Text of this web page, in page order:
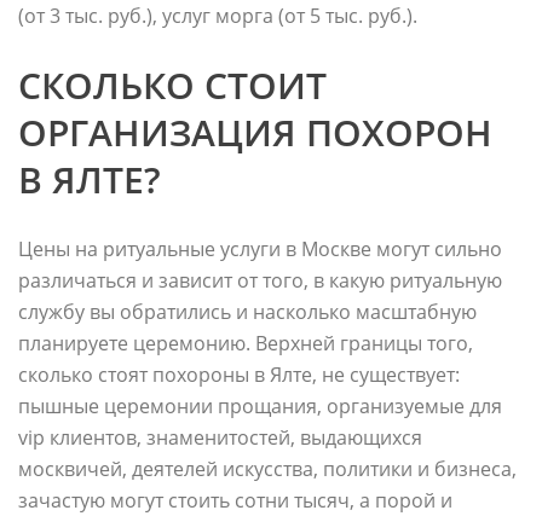
(от 3 тыс. руб.), услуг морга (от 5 тыс. руб.).
СКОЛЬКО СТОИТ
ОРГАНИЗАЦИЯ ПОХОРОН
В ЯЛТЕ?
Цены на ритуальные услуги в Москве могут сильно
различаться и зависит от того, в какую ритуальную
службу вы обратились и насколько масштабную
планируете церемонию. Верхней границы того,
сколько стоят похороны в Ялте, не существует:
пышные церемонии прощания, организуемые для
vip клиентов, знаменитостей, выдающихся
москвичей, деятелей искусства, политики и бизнеса,
зачастую могут стоить сотни тысяч, а порой и